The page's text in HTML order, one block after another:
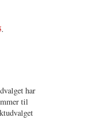
.
har
til